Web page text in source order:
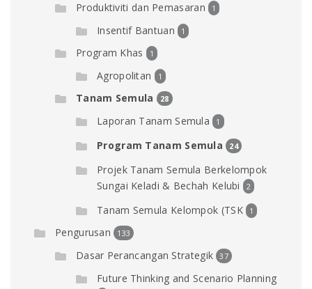
Produktiviti dan Pemasaran 1
Insentif Bantuan 1
Program Khas 1
Agropolitan 1
Tanam Semula 28
Laporan Tanam Semula 1
Program Tanam Semula 24
Projek Tanam Semula Berkelompok
Sungai Keladi & Bechah Kelubi
2
Tanam Semula Kelompok (TSK 1
Pengurusan 133
Dasar Perancangan Strategik 37
Future Thinking and Scenario Planning